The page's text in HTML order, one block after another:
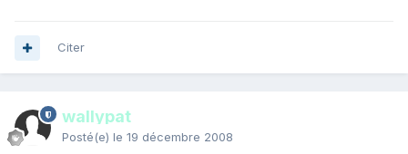
Citer
wallypat
Posté(e) le 19 décembre 2008